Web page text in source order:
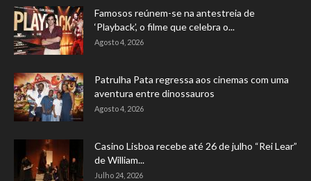
Famosos reúnem-se na antestreia de
‘Playback’, o filme que celebra o...
Agosto 4, 2026
Patrulha Pata regressa aos cinemas com uma
aventura entre dinossauros
Agosto 4, 2026
Casino Lisboa recebe até 26 de julho “Rei Lear”
de William...
Julho 24, 2026